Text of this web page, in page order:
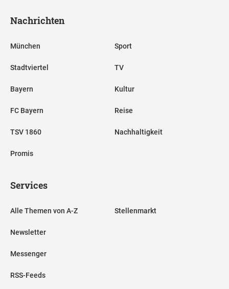
Nachrichten
München
Stadtviertel
Bayern
FC Bayern
TSV 1860
Promis
Sport
TV
Kultur
Reise
Nachhaltigkeit
Services
Alle Themen von A-Z
Newsletter
Messenger
RSS-Feeds
Stellenmarkt